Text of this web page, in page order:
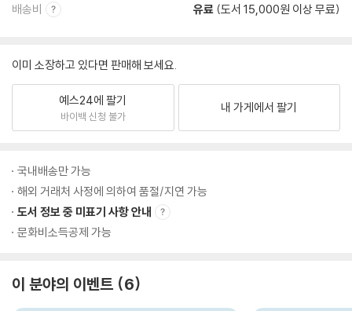
배송비 유료 (도서 15,000원 이상 무료)
이미 소장하고 있다면 판매해 보세요.
예스24에 팔기
바이백 신청 불가
내 가게에서 팔기
국내배송만 가능
해외 거래처 사정에 의하여 품절/지연 가능
도서 정보 중 미표기 사항 안내
문화비소득공제 가능
이 분야의 이벤트 6